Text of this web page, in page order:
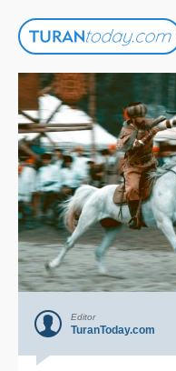
Editor
TuranToday.com